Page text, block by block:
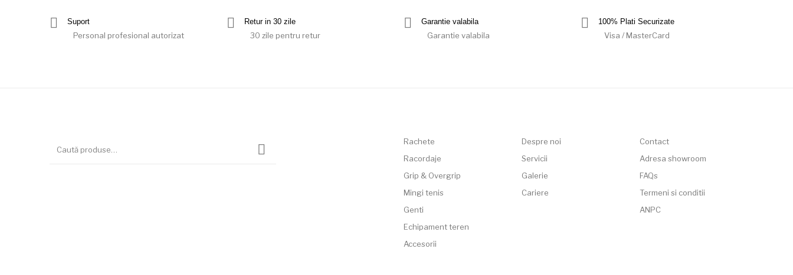
Suport
Personal profesional autorizat
Retur in 30 zile
30 zile pentru retur
Garantie valabila
Garantie valabila
100% Plati Securizate
Visa / MasterCard
Rachete
Racordaje
Grip & Overgrip
Mingi tenis
Genti
Echipament teren
Accesorii
Despre noi
Servicii
Galerie
Cariere
Contact
Adresa showroom
FAQs
Termeni si conditii
ANPC